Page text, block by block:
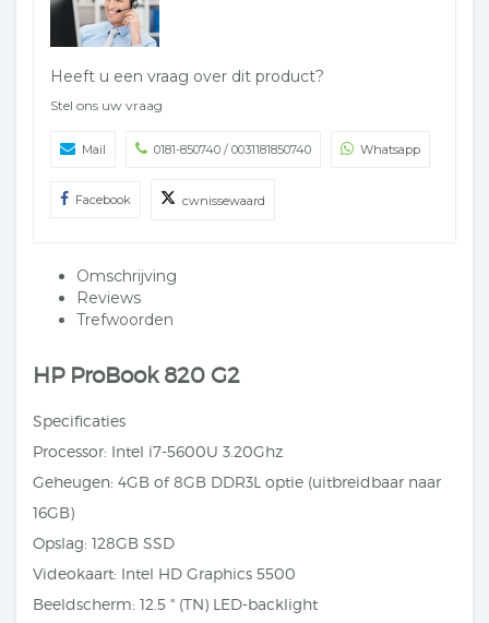
Heeft u een vraag over dit product?
Stel ons uw vraag
Mail 0181-850740 / 0031181850740 Whatsapp
Facebook cwnissewaard
Omschrijving
Reviews
Trefwoorden
HP ProBook 820 G2
Specificaties
Processor: Intel i7-5600U 3.20Ghz
Geheugen: 4GB of 8GB DDR3L optie (uitbreidbaar naar
16GB)
Opslag: 128GB SSD
Videokaart: Intel HD Graphics 5500
Beeldscherm: 12.5 " (TN) LED-backlight